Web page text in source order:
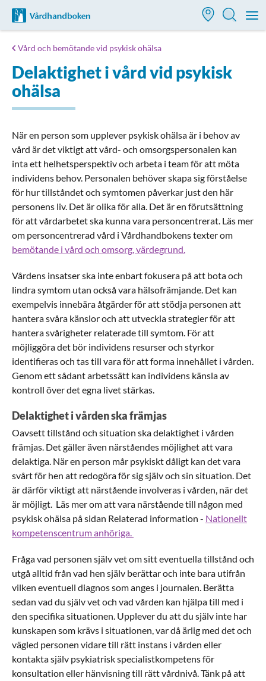
Till startsidan för Vårdhandboken
Vård och bemötande vid psykisk ohälsa
Delaktighet i vård vid psykisk
ohälsa
När en person som upplever psykisk ohälsa är i behov av
vård är det viktigt att vård- och omsorgspersonalen kan
inta ett helhetsperspektiv och arbeta i team för att möta
individens behov. Personalen behöver skapa sig förståelse
för hur tillståndet och symtomen påverkar just den här
personens liv. Det är olika för alla. Det är en förutsättning
för att vårdarbetet ska kunna vara personcentrerat. Läs mer
om personcentrerad vård i Vårdhandbokens texter om
bemötande i vård och omsorg, värdegrund.
Vårdens insatser ska inte enbart fokusera på att bota och
lindra symtom utan också vara hälsofrämjande. Det kan
exempelvis innebära åtgärder för att stödja personen att
hantera svåra känslor och att utveckla strategier för att
hantera svårigheter relaterade till symtom. För att
möjliggöra det bör individens resurser och styrkor
identifieras och tas till vara för att forma innehållet i vården.
Genom ett sådant arbetssätt kan individens känsla av
kontroll över det egna livet stärkas.
Delaktighet i vården ska främjas
Oavsett tillstånd och situation ska delaktighet i vården
främjas. Det gäller även närståendes möjlighet att vara
delaktiga. När en person mår psykiskt dåligt kan det vara
svårt för hen att redogöra för sig själv och sin situation. Det
är därför viktigt att närstående involveras i vården, när det
är möjligt. Läs mer om att vara närstående till någon med
psykisk ohälsa på sidan Relaterad information - Nationellt
kompetenscentrum anhöriga.
Fråga vad personen själv vet om sitt eventuella tillstånd och
utgå alltid från vad hen själv berättar och inte bara utifrån
vilken eventuell diagnos som anges i journalen. Berätta
sedan vad du själv vet och vad vården kan hjälpa till med i
den specifika situationen. Upplever du att du själv inte har
kunskapen som krävs i situationen, var då ärlig med det och
vägled personen vidare till rätt instans i vården eller
kontakta själv psykiatrisk specialistkompetens för
konsultation eller hänvisning till rätt vårdnivå. Tänk på att